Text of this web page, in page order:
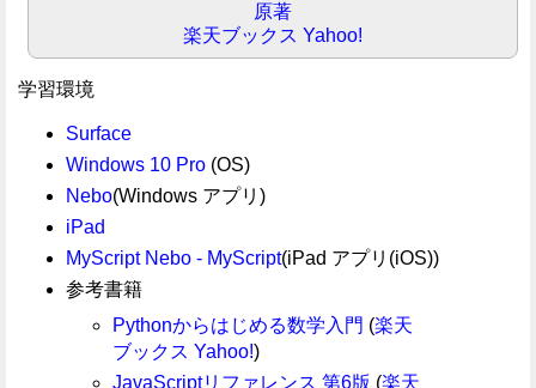
原著
楽天ブックス Yahoo!
学習環境
Surface
Windows 10 Pro(OS)
Nebo(Windows アプリ)
iPad
MyScript Nebo - MyScript(iPad アプリ(iOS))
参考書籍
Pythonからはじめる数学入門 (楽天
ブックス Yahoo!)
JavaScriptリファレンス 第6版 (楽天